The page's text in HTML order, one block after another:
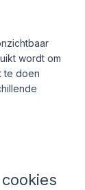
wordt om
te doen